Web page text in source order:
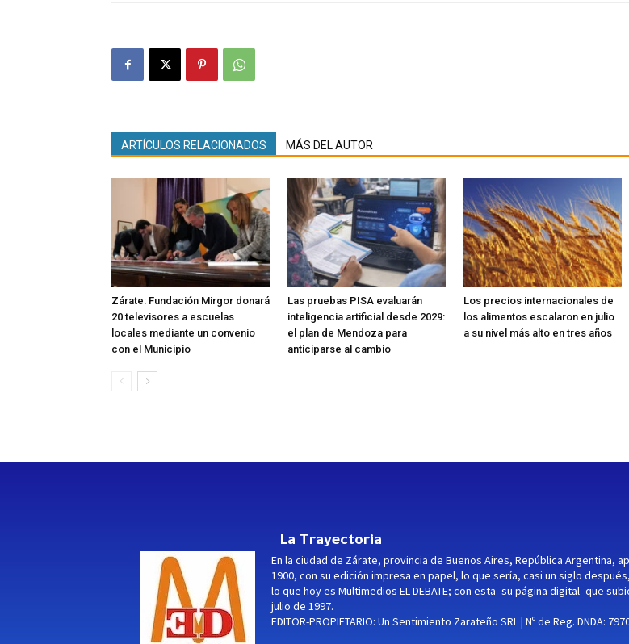
ARTÍCULOS RELACIONADOS MÁS DEL AUTOR
Zárate: Fundación Mirgor donará
20 televisores a escuelas
locales mediante un convenio
con el Municipio
Las pruebas PISA evaluarán
inteligencia artificial desde 2029:
el plan de Mendoza para
anticiparse al cambio
Los precios internacionales de
los alimentos escalaron en julio
a su nivel más alto en tres años
La Trayectoria
En la ciudad de Zárate, provincia de Buenos Aires, República Argentina,
1900, con su edición impresa en papel, lo que sería, casi un siglo
lo que hoy es Multimedios EL DEBATE; con esta -su página digital- que
julio de 1997.
EDITOR-PROPIETARIO: Un Sentimiento Zarateño SRL | Nº de Reg. DNDA: